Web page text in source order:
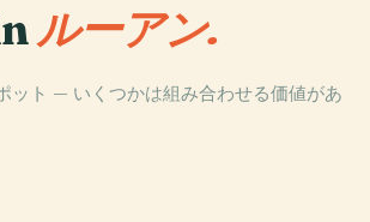
ルーアン.
ット — いくつかは組み合わせる価値があ
PLACE